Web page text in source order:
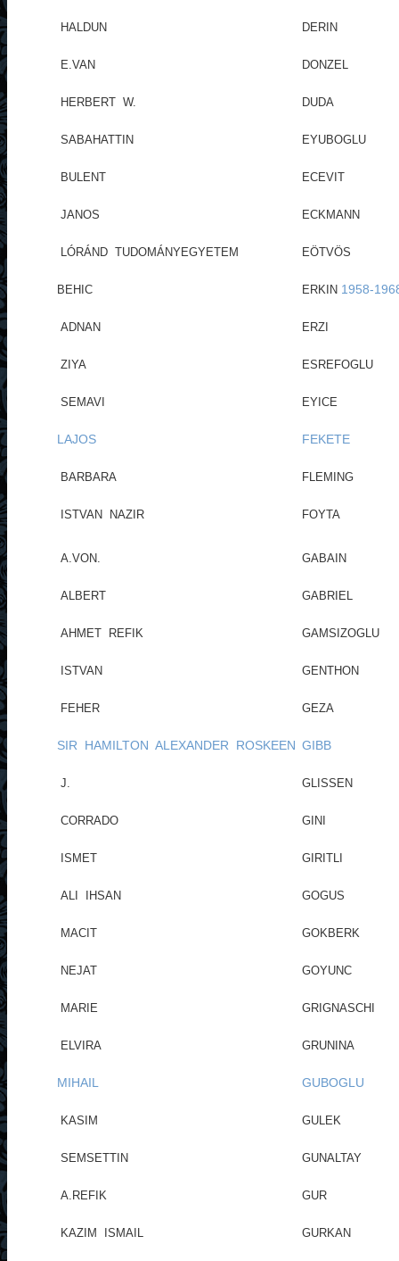
HALDUN DERIN
E.VAN DONZEL
HERBERT W. DUDA
SABAHATTIN EYUBOGLU
BULENT ECEVIT
JANOS ECKMANN
LÓRÁND TUDOMÁNYEGYETEM EÖTVÖS
BEHIC ERKIN 1958-
ADNAN ERZI
ZIYA ESREFOGLU
SEMAVI EYICE
LAJOS FEKETE
BARBARA FLEMING
ISTVAN NAZIR FOYTA
A.VON. GABAIN
ALBERT GABRIEL
AHMET REFIK GAMSIZOGLU
ISTVAN GENTHON
FEHER GEZA
SIR HAMILTON ALEXANDER ROSKEEN GIBB
J. GLISSEN
CORRADO GINI
ISMET GIRITLI
ALI IHSAN GOGUS
MACIT GOKBERK
NEJAT GOYUNC
MARIE GRIGNASCHI
ELVIRA GRUNINA
MIHAIL GUBOGLU
KASIM GULEK
SEMSETTIN GUNALTAY
A.REFIK GUR
KAZIM ISMAIL GURKAN